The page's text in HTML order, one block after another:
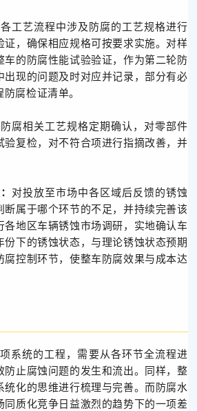
工艺流程中涉及防腐的工艺规格进行
证，确保相应规格可按要求实施。对样
车的防腐性能试验验证，作为第二轮防
出现的问题及时对应并记录，部分有必
腐检证清单。
腐相关工艺规格定期确认，对零部件
验复检，对不符合项进行指摘改善，并
对投放至市场中各区域后反馈的锈蚀
断属于哪个环节的不足，并持续完善该
各地区车辆锈蚀市场调研，实地确认车
份下的锈蚀状态，与理论锈蚀状态预期
腐控制环节，使整车防腐效果与成本达
系统的工程，需要从各环节全流程进
防止腐蚀问题的发生和流出。同样，整
统化的思维进行梳理与完善。而防腐水
同质化竞争日益激烈的趋势下的一项差